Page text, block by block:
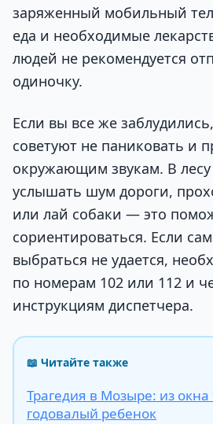
заряженный мобильный
еда и необходимые
людей не рекомендуется
одиночку.
Если вы все же
советуют не паниковать и
окружающим звукам. В
услышать шум дороги,
или лай собаки — это
сориентироваться. Если
выбраться не удается,
по номерам 102 или 112 и
инструкциям диспетчера.
📖 Читайте также
Трагедия в Мозыре: из
годовалый ребенок